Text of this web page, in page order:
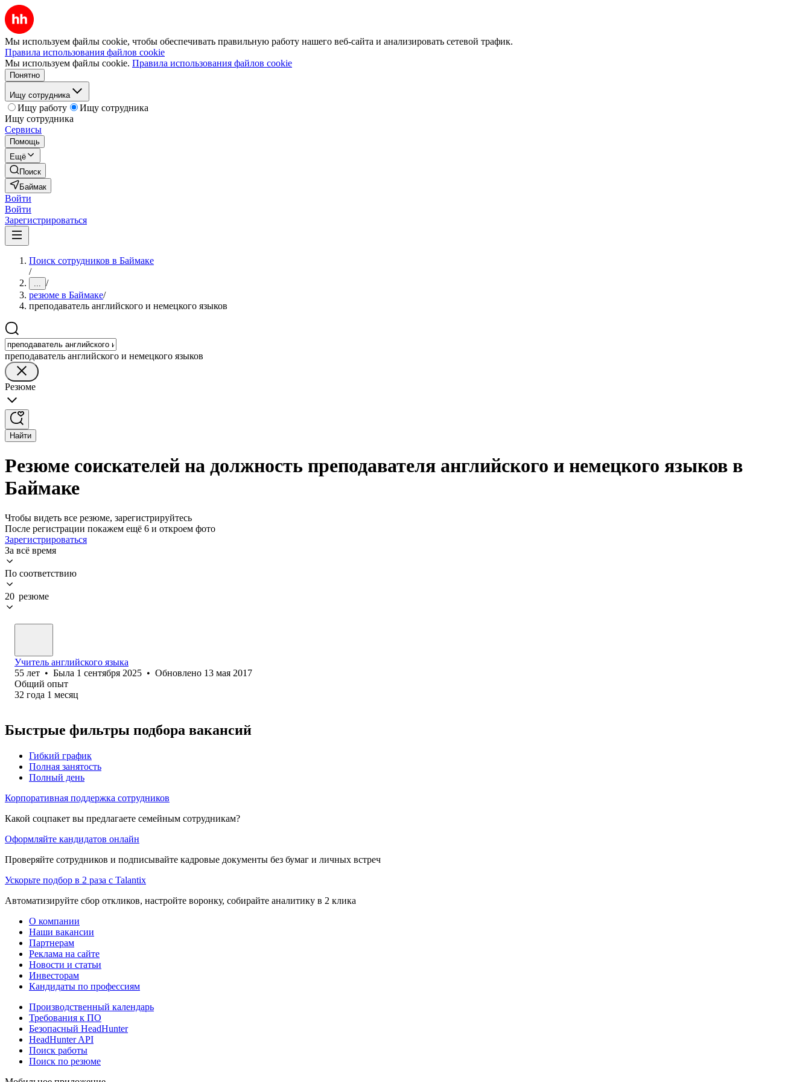
Мы используем файлы cookie, чтобы обеспечивать правильную работу нашего веб-сайта и анализировать сетевой трафик.
Правила использования файлов cookie
Мы используем файлы cookie. Правила использования файлов cookie
Понятно
Ищу сотрудника
Ищу работу
Ищу сотрудника
Ищу сотрудника
Сервисы
Помощь
Ещё
Поиск
Баймак
Войти
Войти
Зарегистрироваться
Поиск сотрудников в Баймаке
/
... /
резюме в Баймаке/
преподаватель английского и немецкого языков
преподаватель английского и немецкого языков
Резюме
Найти
Резюме соискателей на должность преподавателя английского и немецкого языков в
Баймаке
Чтобы видеть все резюме, зарегистрируйтесь
После регистрации покажем ещё 6 и откроем фото
Зарегистрироваться
За всё время
По соответствию
20 резюме
Учитель английского языка
55 лет • Была 1 сентября 2025 • Обновлено 13 мая 2017
Общий опыт
32 года 1 месяц
Быстрые фильтры подбора вакансий
Гибкий график
Полная занятость
Полный день
Корпоративная поддержка сотрудников
Какой соцпакет вы предлагаете семейным сотрудникам?
Оформляйте кандидатов онлайн
Проверяйте сотрудников и подписывайте кадровые документы без бумаг и личных встреч
Ускорьте подбор в 2 раза с Talantix
Автоматизируйте сбор откликов, настройте воронку, собирайте аналитику в 2 клика
О компании
Наши вакансии
Партнерам
Реклама на сайте
Новости и статьи
Инвесторам
Кандидаты по профессиям
Производственный календарь
Требования к ПО
Безопасный HeadHunter
HeadHunter API
Поиск работы
Поиск по резюме